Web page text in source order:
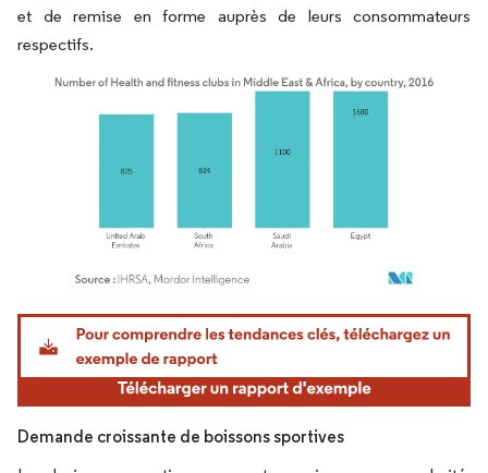
et de remise en forme auprès de leurs consommateurs
respectifs.
Image © Mordor Intelligence. La réutilisation nécessite une attribution sous CC BY
Demande croissante de boissons sportives